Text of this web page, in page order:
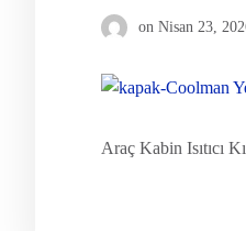
on Nisan 23,
Araç Kabin Isıtıcı